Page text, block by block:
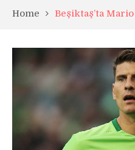
Home Beşiktaş’ta